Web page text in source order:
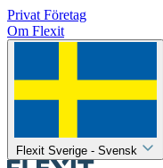
Privat Företag
Om Flexit
Flexit Sverige - Svensk